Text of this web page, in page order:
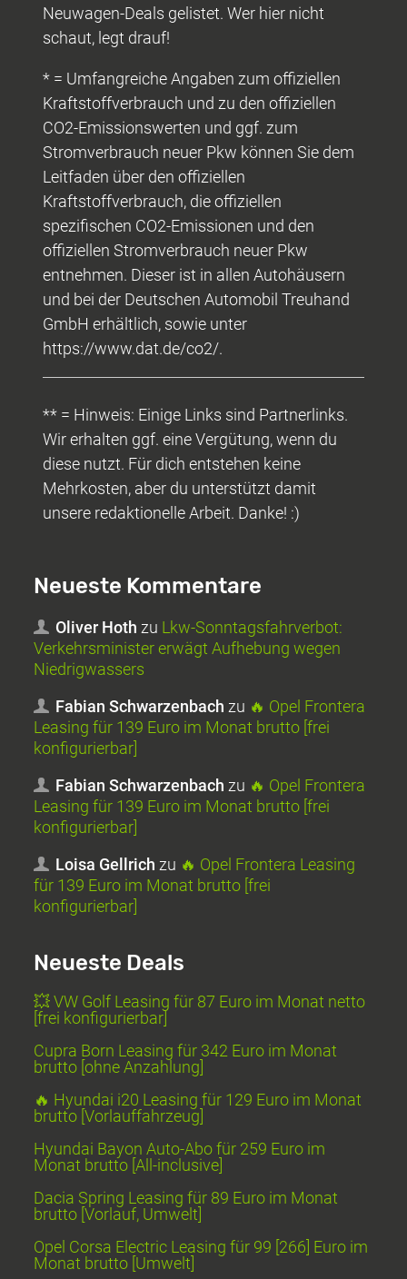
Neuwagen-Deals gelistet. Wer hier nicht
schaut, legt drauf!
* = Umfangreiche Angaben zum offiziellen
Kraftstoffverbrauch und zu den offiziellen
CO2-Emissionswerten und ggf. zum
Stromverbrauch neuer Pkw können Sie dem
Leitfaden über den offiziellen
Kraftstoffverbrauch, die offiziellen
spezifischen CO2-Emissionen und den
offiziellen Stromverbrauch neuer Pkw
entnehmen. Dieser ist in allen Autohäusern
und bei der Deutschen Automobil Treuhand
GmbH erhältlich, sowie unter
https://www.dat.de/co2/.
** = Hinweis: Einige Links sind Partnerlinks.
Wir erhalten ggf. eine Vergütung, wenn du
diese nutzt. Für dich entstehen keine
Mehrkosten, aber du unterstützt damit
unsere redaktionelle Arbeit. Danke! :)
Neueste Kommentare
Oliver Hoth zu Lkw-Sonntagsfahrverbot:
Verkehrsminister erwägt Aufhebung wegen
Niedrigwassers
Fabian Schwarzenbach zu 🔥 Opel Frontera
Leasing für 139 Euro im Monat brutto [frei
konfigurierbar]
Fabian Schwarzenbach zu 🔥 Opel Frontera
Leasing für 139 Euro im Monat brutto [frei
konfigurierbar]
Loisa Gellrich zu 🔥 Opel Frontera Leasing
für 139 Euro im Monat brutto [frei
konfigurierbar]
Neueste Deals
💥 VW Golf Leasing für 87 Euro im Monat netto
[frei konfigurierbar]
Cupra Born Leasing für 342 Euro im Monat
brutto [ohne Anzahlung]
🔥 Hyundai i20 Leasing für 129 Euro im Monat
brutto [Vorlauffahrzeug]
Hyundai Bayon Auto-Abo für 259 Euro im
Monat brutto [All-inclusive]
Dacia Spring Leasing für 89 Euro im Monat
brutto [Vorlauf, Umwelt]
Opel Corsa Electric Leasing für 99 [266] Euro im
Monat brutto [Umwelt]